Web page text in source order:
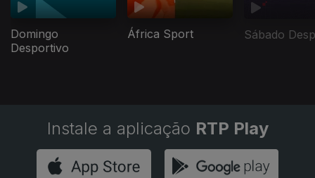
Domingo
Desportivo
África Sport Sábado
Instale a aplicação RTP Play